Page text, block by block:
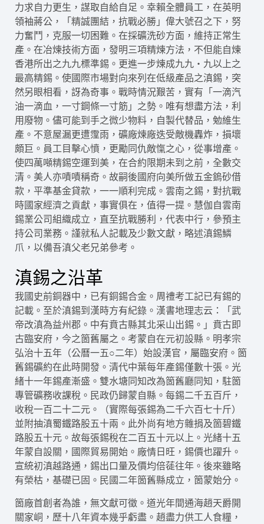
力求自力更生，謀取自給自足。幸賴全體員工，在英明
領袖蔣公，「精誠團結，抗戰必勝」偉大號召之下，努
力奮鬥，克服一切困難。在採礦洗砂方面，維持正常生
產。在冶煉技術方面，發明三項精煉方法，不但能自煉
香港所出之九九標準錫。更進一步煉成九九‧九以上之
最高精錫。使國際市場對向來列在低級產品之滇錫，突
然另眼相看，訝為奇事。戰時情況艱苦，實有「一滴汽
油一滴血，一寸鋼條一寸筋」之勢。唯有想盡方法，利
用廢物。儘可能到手之微少物料，自製代替品，勉維生
產。不意屋漏更遭霪雨，礦廠煉廠迭受敵機轟炸，損壞
頗巨。員工目擊心憤，更勵同仇敵愾之心，從事增產。
使四萬噸精錫空運到美，在合約限期未到之前，全數交
清。美人亦嘖嘖稱奇。故嗣後國府向美所做五金鎢砂借
款，平準基金貸款，一一順利完成。雲南之錫，對抗戰
時國家經濟之貢獻，事實俱在，值得一提。慧伽自雲南
錫業公司組織成立，直至抗戰勝利，代表中行，參預主
持公司業務。謹就私人記載及少數文獻，略述滇錫鱗
爪，以備吾滇父老兄弟參考。
滇錫之沿革
我國史前銅器中，已有銅錫合金。周禮考工記已有錫的
記載。至於滇錫到漢時方有紀錄。漢書地理志云：「武
帝改滇為益州郡。中有賁古縣其北采山出錫。」賁古即
古臨安府，今之箇舊屬之。考蒙自在元初設縣。明孝宗
弘治十五年（公曆一五○二年）始設漢官，屬臨安府。箇
舊錫礦約在此時開發。清代中葉每年產錫僅數十張。光
緒十一年錫產漸盛。雙水塘同知改為箇舊廳同知，駐箇
專管礦務收課稅。民政仍歸蒙自縣。每錫二千五百斤，
收稅一百二十二元。（實際每張錫為二千六百七十斤）
並附抽滇蜀鐵路股五十兩。此外尚有地方雜捐及箇碧鐵
路股五十元。故每張錫稅在二百五十元以上。光緒十五
年蒙自設關，國際貿易開始。廠情日旺，錫價也躍升。
宣統初滇越路通，錫出口量及價均倍蓗往年。後來雖略
有榮枯，基礎已固。民國二年箇舊縣成立，箇蒙始分。
箇廠首創者為誰，無文獻可徵。道光年間通海趙天爵開
關家峒，歷十八年資本幾乎虧盡。趙盡力供工人食糧，